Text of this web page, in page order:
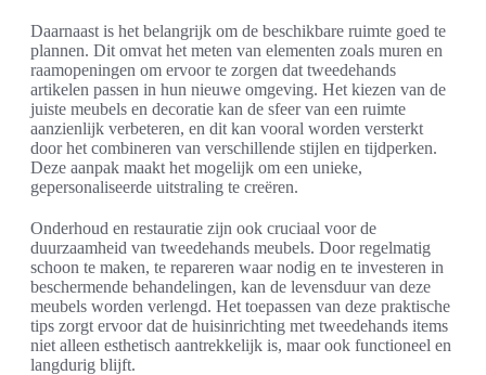
Daarnaast is het belangrijk om de beschikbare ruimte goed te
plannen. Dit omvat het meten van elementen zoals muren en
raamopeningen om ervoor te zorgen dat tweedehands
artikelen passen in hun nieuwe omgeving. Het kiezen van de
juiste meubels en decoratie kan de sfeer van een ruimte
aanzienlijk verbeteren, en dit kan vooral worden versterkt
door het combineren van verschillende stijlen en tijdperken.
Deze aanpak maakt het mogelijk om een unieke,
gepersonaliseerde uitstraling te creëren.
Onderhoud en restauratie zijn ook cruciaal voor de
duurzaamheid van tweedehands meubels. Door regelmatig
schoon te maken, te repareren waar nodig en te investeren in
beschermende behandelingen, kan de levensduur van deze
meubels worden verlengd. Het toepassen van deze praktische
tips zorgt ervoor dat de huisinrichting met tweedehands items
niet alleen esthetisch aantrekkelijk is, maar ook functioneel en
langdurig blijft.